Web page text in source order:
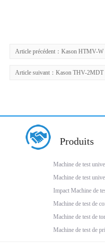
Article précédent： Kason HTMV-W
Article suivant： Kason THV-2MDT
Produits
Machine de test
Machine de test
Impact Machine de
Machine de test de
Machine de test de
Machine de test de